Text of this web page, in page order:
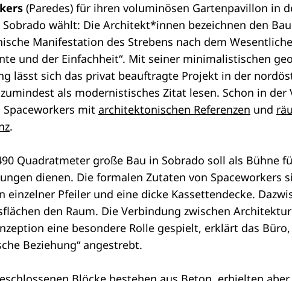
(Paredes) für ihren voluminösen Gartenpavillon in
Sobrado wählt: Die Architekt*innen bezeichnen den
Manifestation des Strebens nach dem
und der Einfachheit“. Mit seiner minimalistischen
lässt sich das privat beauftragte Projekt in der
als modernistisches Zitat lesen. Schon in der
mit architektonischen Referenzen und
.
Quadratmeter große Bau in Sobrado soll als Bühne
dienen. Die formalen Zutaten von Spaceworkers
einzelner Pfeiler und eine dicke Kassettendecke.
den Raum. Die Verbindung zwischen
eine besondere Rolle gespielt, erklärt das
Beziehung“ angestrebt.